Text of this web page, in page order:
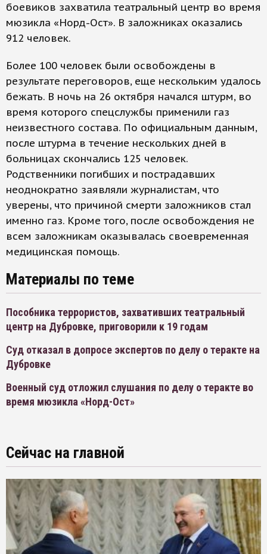
боевиков захватила театральный центр во время
мюзикла «Норд-Ост». В заложниках оказались
912 человек.
Более 100 человек были освобождены в
результате переговоров, еще нескольким удалось
бежать. В ночь на 26 октября начался штурм, во
время которого спецслужбы применили газ
неизвестного состава. По официальным данным,
после штурма в течение нескольких дней в
больницах скончались 125 человек.
Родственники погибших и пострадавших
неоднократно заявляли журналистам, что
уверены, что причиной смерти заложников стал
именно газ. Кроме того, после освобождения не
всем заложникам оказывалась своевременная
медицинская помощь.
Материалы по теме
Пособника террористов, захвативших театральный
центр на Дубровке, приговорили к 19 годам
Суд отказал в допросе экспертов по делу о теракте на
Дубровке
Военный суд отложил слушания по делу о теракте во
время мюзикла «Норд-Ост»
Сейчас на главной